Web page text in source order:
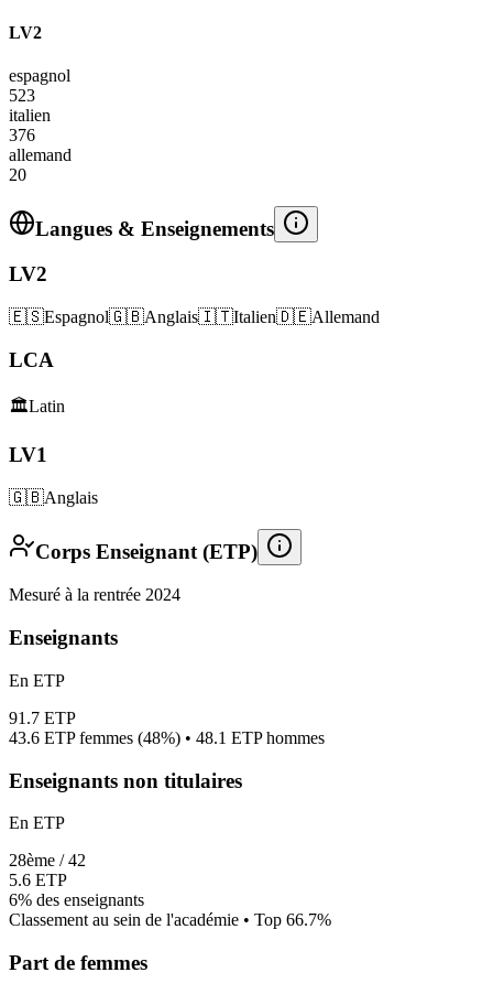
LV2
espagnol
523
italien
376
allemand
20
Langues & Enseignements
LV2
🇪🇸Espagnol🇬🇧Anglais🇮🇹Italien🇩🇪Allemand
LCA
🏛️Latin
LV1
🇬🇧Anglais
Corps Enseignant (ETP)
Mesuré à la rentrée 2024
Enseignants
En ETP
91.7 ETP
43.6 ETP femmes (48%) • 48.1 ETP hommes
Enseignants non titulaires
En ETP
28ème /42
5.6 ETP
6% des enseignants
Classement au sein de l'académie • Top 66.7%
Part de femmes